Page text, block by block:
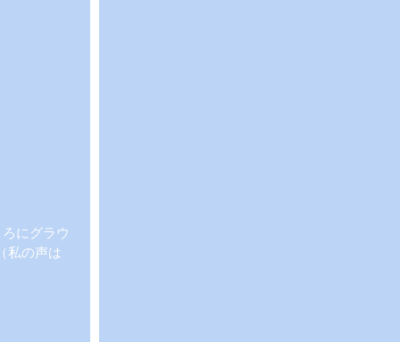
にグラウ
私の声は